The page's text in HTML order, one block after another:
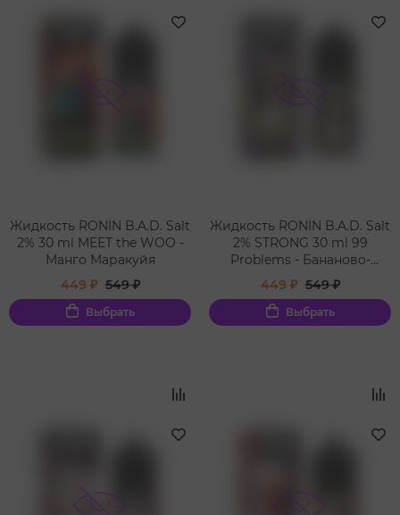
Жидкость RONIN B.A.D. Salt
2% 30 ml MEET the WOO -
Манго Маракуйя
449 ₽ 549 ₽
Выбрать
Жидкость RONIN B.A.D. Salt
2% STRONG 30 ml 99
Problems - Бананово-
черничный смузи
449 ₽ 549 ₽
Выбрать